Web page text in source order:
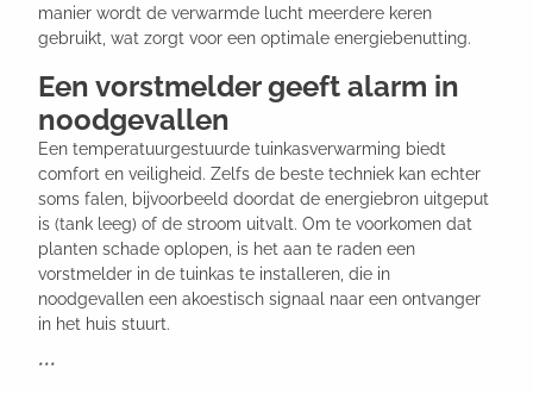
manier wordt de verwarmde lucht meerdere keren
gebruikt, wat zorgt voor een optimale energiebenutting.
Een vorstmelder geeft alarm in
noodgevallen
Een temperatuurgestuurde tuinkasverwarming biedt
comfort en veiligheid. Zelfs de beste techniek kan echter
soms falen, bijvoorbeeld doordat de energiebron uitgeput
is (tank leeg) of de stroom uitvalt. Om te voorkomen dat
planten schade oplopen, is het aan te raden een
vorstmelder in de tuinkas te installeren, die in
noodgevallen een akoestisch signaal naar een ontvanger
in het huis stuurt.
***